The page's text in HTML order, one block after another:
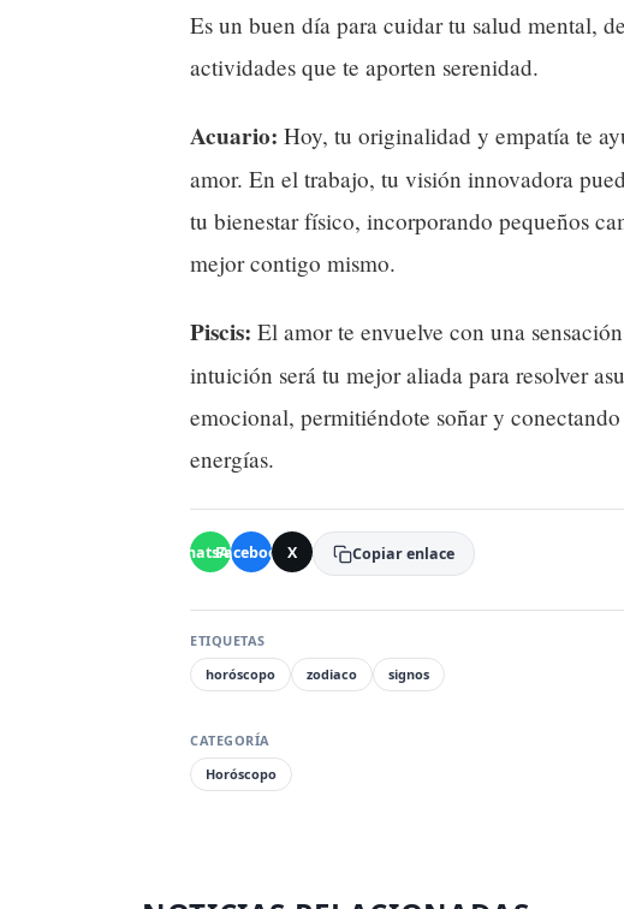
Es un buen día para cuidar tu salud mental,
actividades que te aporten serenidad.
Acuario: Hoy, tu originalidad y empatía te
amor. En el trabajo, tu visión innovadora
tu bienestar físico, incorporando pequeños
mejor contigo mismo.
Piscis: El amor te envuelve con una
intuición será tu mejor aliada para resolver
emocional, permitiéndote soñar y
energías.
WhatsApp
Facebook X Copiar enlace
ETIQUETAS
horóscopo
zodiaco signos
CATEGORÍA
Horóscopo